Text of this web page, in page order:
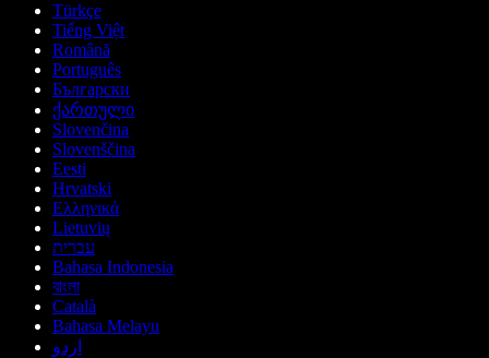
Türkçe
Tiếng Việt
Română
Português
Български
ქართული
Slovenčina
Slovenščina
Eesti
Hrvatski
Ελληνικά
Lietuvių
עברית
Bahasa Indonesia
বাংলা
Català
Bahasa Melayu
اردو